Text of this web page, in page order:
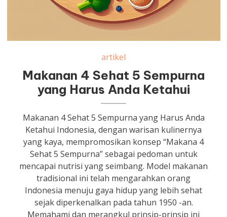
artikel
Makanan 4 Sehat 5 Sempurna
yang Harus Anda Ketahui
Makanan 4 Sehat 5 Sempurna yang Harus Anda
Ketahui Indonesia, dengan warisan kulinernya
yang kaya, mempromosikan konsep “Makana 4
Sehat 5 Sempurna” sebagai pedoman untuk
mencapai nutrisi yang seimbang. Model makanan
tradisional ini telah mengarahkan orang
Indonesia menuju gaya hidup yang lebih sehat
sejak diperkenalkan pada tahun 1950 -an.
Memahami dan merangkul prinsip-prinsip ini